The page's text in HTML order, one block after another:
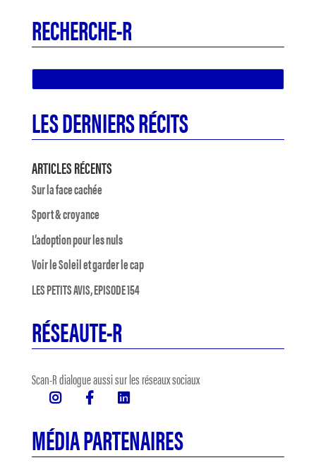
RECHERCHE-R
LES DERNIERS RÉCITS
ARTICLES RÉCENTS
Sur la face cachée
Sport & croyance
L’adoption pour les nuls
Voir le Soleil et garder le cap
LES PETITS AVIS, EPISODE 154
RÉSEAUTE-R
Scan-R dialogue aussi sur les réseaux sociaux
MÉDIA PARTENAIRES